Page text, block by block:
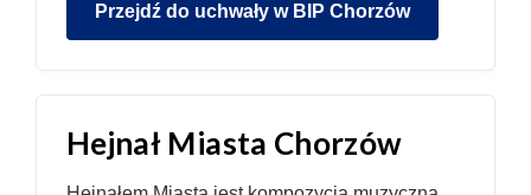
Przejdź do uchwały w BIP Chorzów
Hejnał Miasta Chorzów